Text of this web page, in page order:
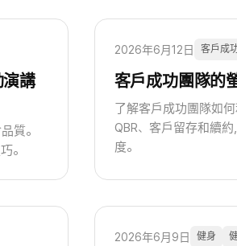
講
質。
。
2026年6月12日 客戶成
客戶成功團隊的
了解客戶成功團隊如
QBR、客戶留存和續
度。
2026年6月9日 健身